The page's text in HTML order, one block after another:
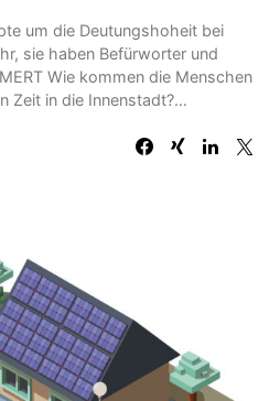
um die Deutungshoheit bei
sie haben Befürworter und
Wie kommen die Menschen
Zeit in die Innenstadt?…